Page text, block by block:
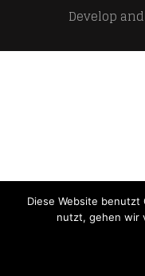
Develop
Diese Website benutzt
nutzt, gehen wir